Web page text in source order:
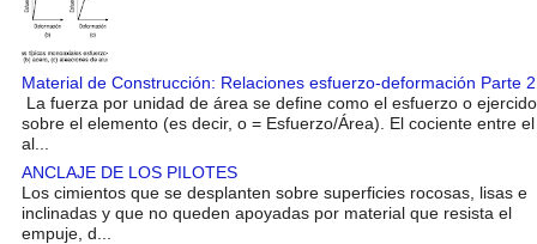
Material de Construcción: Relaciones esfuerzo-deformación Parte 2
La fuerza por unidad de área se define como el esfuerzo o ejercido
sobre el elemento (es decir, o = Esfuerzo/Área). El cociente entre el
al...
ANCLAJE DE LOS PILOTES
Los cimientos que se desplanten sobre superficies rocosas, lisas e
inclinadas y que no queden apoyadas por material que resista el
empuje, d...